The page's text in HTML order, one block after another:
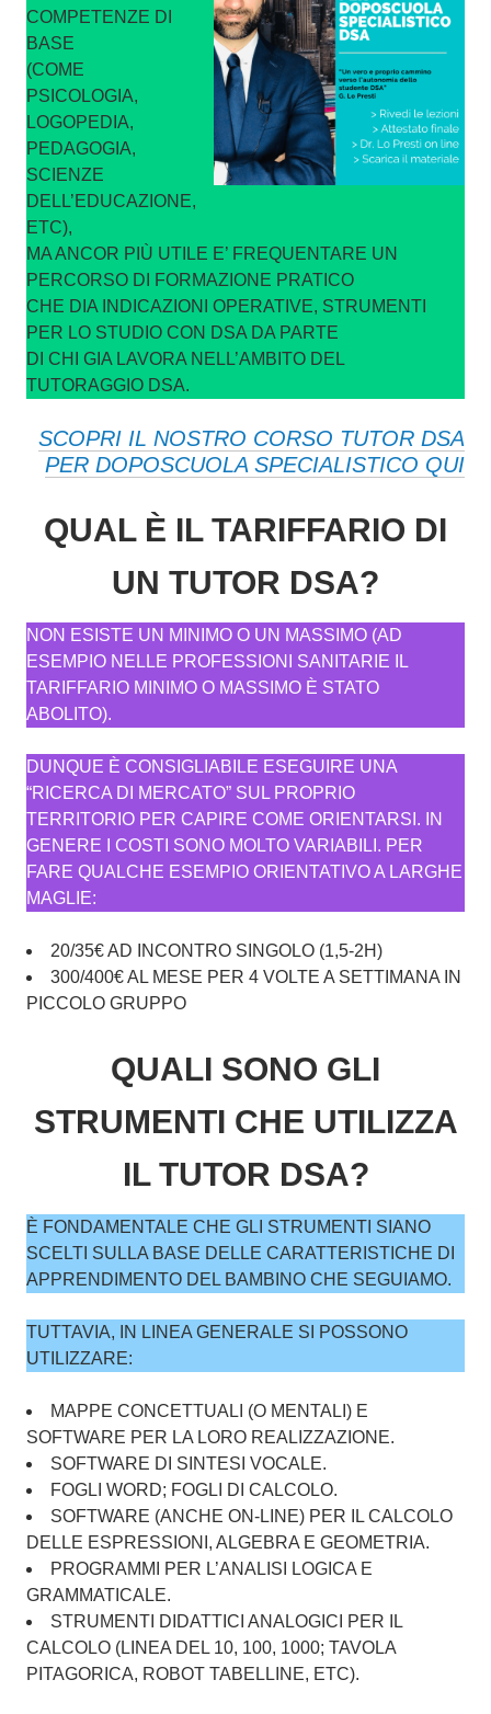
COMPETENZE DI
BASE
(COME
PSICOLOGIA,
LOGOPEDIA,
PEDAGOGIA,
SCIENZE
DELL’EDUCAZIONE,
ETC),
MA ANCOR PIÙ UTILE E’ FREQUENTARE UN
PERCORSO DI FORMAZIONE PRATICO
CHE DIA INDICAZIONI OPERATIVE, STRUMENTI
PER LO STUDIO CON DSA DA PARTE
DI CHI GIA LAVORA NELL’AMBITO DEL
TUTORAGGIO DSA.
SCOPRI IL NOSTRO CORSO TUTOR DSA
PER DOPOSCUOLA SPECIALISTICO QUI
QUAL È IL TARIFFARIO DI
UN TUTOR DSA?
NON ESISTE UN MINIMO O UN MASSIMO (AD
ESEMPIO NELLE PROFESSIONI SANITARIE IL
TARIFFARIO MINIMO O MASSIMO È STATO
ABOLITO).
DUNQUE È CONSIGLIABILE ESEGUIRE UNA
“RICERCA DI MERCATO” SUL PROPRIO
TERRITORIO PER CAPIRE COME ORIENTARSI. IN
GENERE I COSTI SONO MOLTO VARIABILI. PER
FARE QUALCHE ESEMPIO ORIENTATIVO A LARGHE
MAGLIE:
20/35€ AD INCONTRO SINGOLO (1,5-2H)
300/400€ AL MESE PER 4 VOLTE A SETTIMANA IN
PICCOLO GRUPPO
QUALI SONO GLI
STRUMENTI CHE UTILIZZA
IL TUTOR DSA?
È FONDAMENTALE CHE GLI STRUMENTI SIANO
SCELTI SULLA BASE DELLE CARATTERISTICHE DI
APPRENDIMENTO DEL BAMBINO CHE SEGUIAMO.
TUTTAVIA, IN LINEA GENERALE SI POSSONO
UTILIZZARE:
MAPPE CONCETTUALI (O MENTALI) E
SOFTWARE PER LA LORO REALIZZAZIONE.
SOFTWARE DI SINTESI VOCALE.
FOGLI WORD; FOGLI DI CALCOLO.
SOFTWARE (ANCHE ON-LINE) PER IL CALCOLO
DELLE ESPRESSIONI, ALGEBRA E GEOMETRIA.
PROGRAMMI PER L’ANALISI LOGICA E
GRAMMATICALE.
STRUMENTI DIDATTICI ANALOGICI PER IL
CALCOLO (LINEA DEL 10, 100, 1000; TAVOLA
PITAGORICA, ROBOT TABELLINE, ETC).